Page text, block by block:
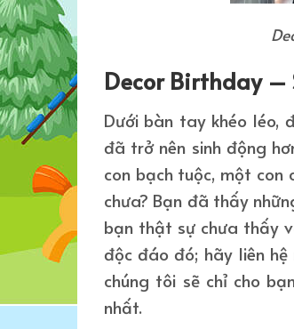
Decor Birthday –
Dưới bàn tay khéo léo,
đã trở nên sinh động
con bạch tuộc, một
chưa? Bạn đã thấy
bạn thật sự chưa thấy
độc đáo đó; hãy liên
chúng tôi sẽ chỉ cho
nhất.